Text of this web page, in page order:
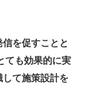
を促すことと
ても効果的に実
て施策設計を